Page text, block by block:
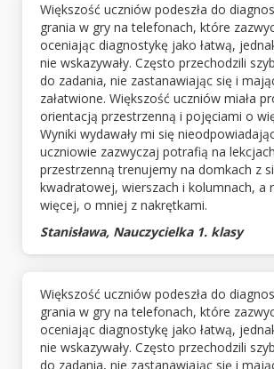
Większość uczniów podeszła do
grania w gry na telefonach, które
oceniając diagnostykę jako łatwą,
nie wskazywały. Często przechodzili
do zadania, nie zastanawiając się i
załatwione. Większość uczniów miała
orientacją przestrzenną i pojęciami o
Wyniki wydawały mi się
uczniowie zazwyczaj potrafią na
przestrzenną trenujemy na domkach z
kwadratowej, wierszach i kolumnach, a
więcej, o mniej z nakrętkami.
Stanisława, Nauczycielka 1. klasy
Większość uczniów podeszła do
grania w gry na telefonach, które
oceniając diagnostykę jako łatwą,
nie wskazywały. Często przechodzili
do zadania, nie zastanawiając się i